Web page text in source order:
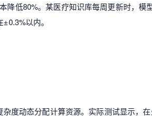
降低80%。某医疗知识库每周更新时，模
以内。
度动态分配计算资源。实际测试显示，